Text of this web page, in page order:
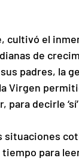
cultivó el
de
padres, la
Virgen
decirle
para